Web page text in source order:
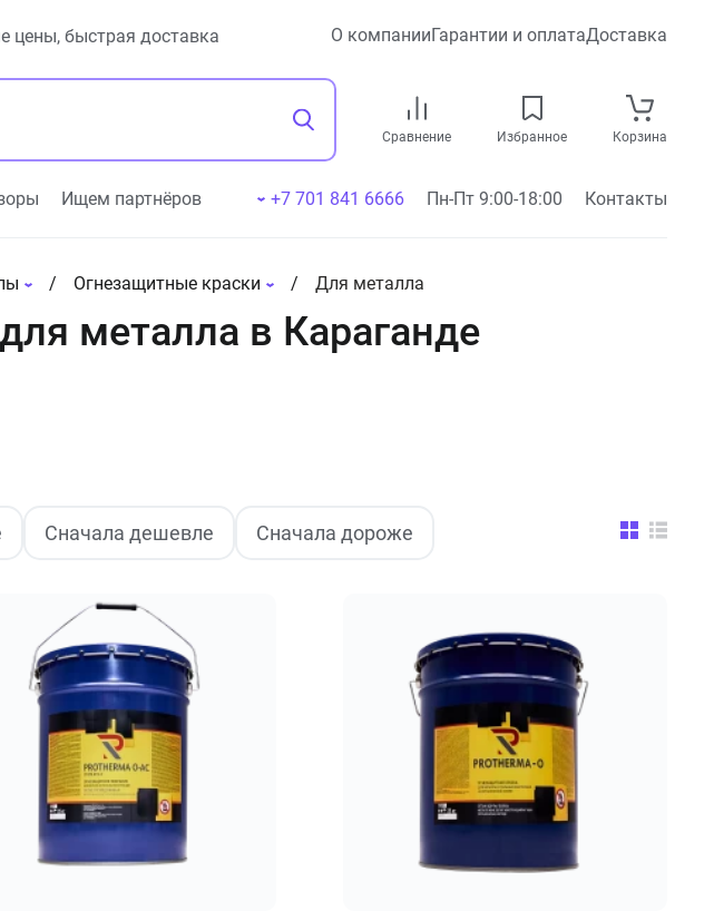
цены, быстрая доставка О компанииГарантии и оплатаДоставка
Сравнение Избранное Корзина
Ищем партнёров +7 701 841 6666 Пн-Пт 9:00-18:00 Контакты
Огнезащитные краски Для металла
металла в Караганде
Сначала дешевле Сначала дороже